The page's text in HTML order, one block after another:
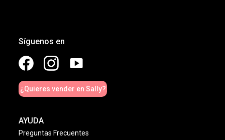
Síguenos en
¿Quieres vender en Sally?
AYUDA
Preguntas Frecuentes